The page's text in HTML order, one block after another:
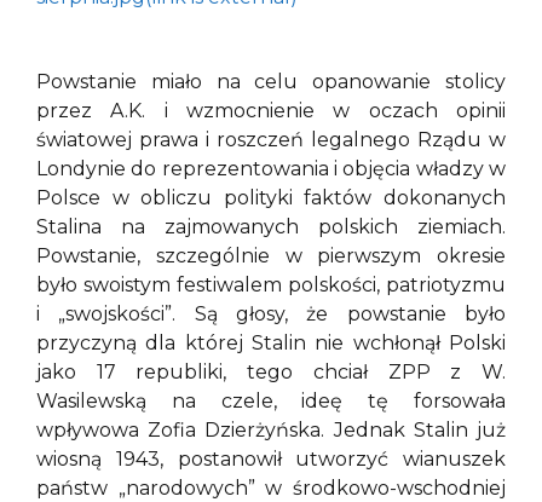
Powstanie miało na celu opanowanie stolicy
przez A.K. i wzmocnienie w oczach opinii
światowej prawa i roszczeń legalnego Rządu w
Londynie do reprezentowania i objęcia władzy w
Polsce w obliczu polityki faktów dokonanych
Stalina na zajmowanych polskich ziemiach.
Powstanie, szczególnie w pierwszym okresie
było swoistym festiwalem polskości, patriotyzmu
i „swojskości”. Są głosy, że powstanie było
przyczyną dla której Stalin nie wchłonął Polski
jako 17 republiki, tego chciał ZPP z W.
Wasilewską na czele, ideę tę forsowała
wpływowa Zofia Dzierżyńska. Jednak Stalin już
wiosną 1943, postanowił utworzyć wianuszek
państw „narodowych” w środkowo-wschodniej